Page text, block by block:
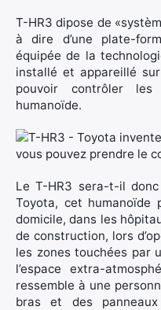
T-HR3 dipose de
à dire d’une plate-
équipée de la
installé et appareillé
pouvoir contrôler
humanoïde.
Le T-HR3 sera-t-il
Toyota, cet humanoïde
domicile, dans les
de construction, lors
les zones touchées par
l’espace extra-
ressemble à une
bras et des